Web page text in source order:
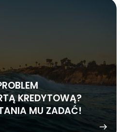
KREDYTOWĄ?
MU ZADAĆ!